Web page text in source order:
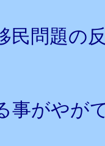
民問題の
事がやが